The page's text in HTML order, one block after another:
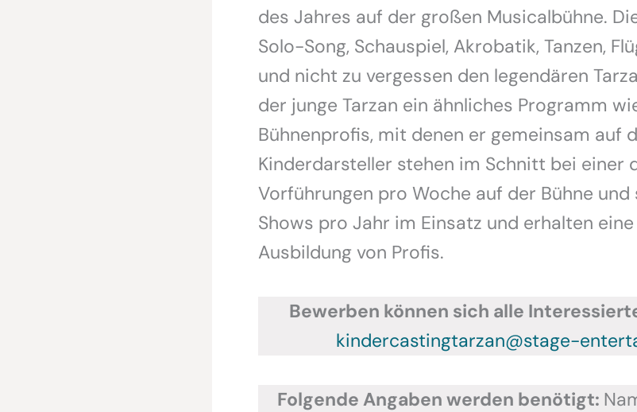
des Jahres auf der großen Musicalbühne.
Solo-Song, Schauspiel, Akrobatik, Tanzen,
und nicht zu vergessen den legendären
der junge Tarzan ein ähnliches Programm
Bühnenprofis, mit denen er gemeinsam auf
Kinderdarsteller stehen im Schnitt bei einer
Vorführungen pro Woche auf der Bühne
Shows pro Jahr im Einsatz und erhalten
Ausbildung von Profis.
Bewerben können sich alle
kindercastingtarzan@stage-
Folgende Angaben werden benötigt: